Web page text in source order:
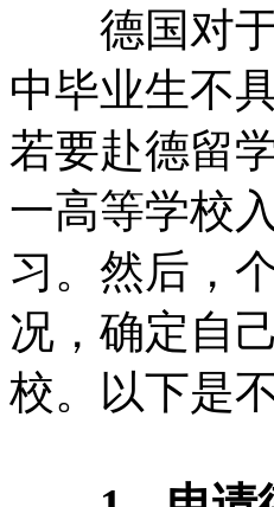
德国对于
中毕业生不
若要赴德留
一高等学校
习。然后，
况，确定自
校。以下是